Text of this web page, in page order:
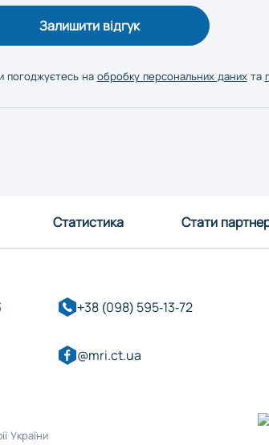
Залишити відгук
погоджуєтесь на обробку персональних данихта
Статистика Стати
+38 (098) 595-13-72
@mri.ct.ua
Дніпро
України